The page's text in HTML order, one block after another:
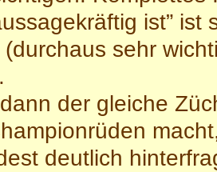
ist” ist
(durchaus sehr
der gleiche
deutlich